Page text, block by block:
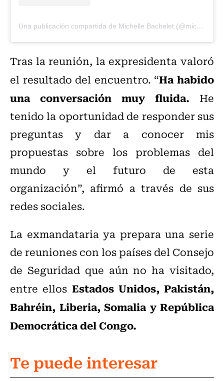
Una publicación compartida de Michelle Bachelet (@michellebacheletpdta)
Tras la reunión, la expresidenta valoró
el resultado del encuentro. “Ha habido
una conversación muy fluida. He
tenido la oportunidad de responder sus
preguntas y dar a conocer mis
propuestas sobre los problemas del
mundo y el futuro de esta
organización”, afirmó a través de sus
redes sociales.
La exmandataria ya prepara una serie
de reuniones con los países del Consejo
de Seguridad que aún no ha visitado,
entre ellos Estados Unidos, Pakistán,
Bahréin, Liberia, Somalia y República
Democrática del Congo.
Te puede interesar